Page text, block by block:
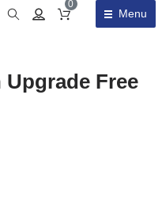
Obsah košíku
0
Menu
Free